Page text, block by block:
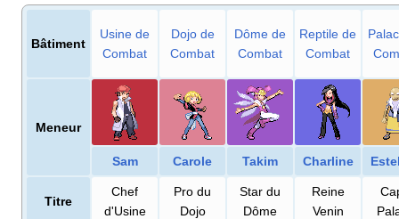
Bâtiment
Usine de
Combat
Dojo de
Combat
Dôme de
Combat
Reptile de
Combat
Meneur
Sam Carole Takim Charline
Titre
Chef
d'Usine
Pro du
Dojo
Star du
Dôme
Reine
Venin